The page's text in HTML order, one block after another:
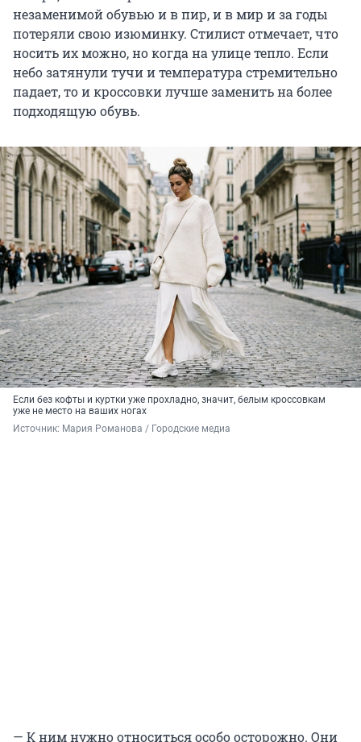
незаменимой обувью и в пир, и в мир и за годы
потеряли свою изюминку. Стилист отмечает, что
носить их можно, но когда на улице тепло. Если
небо затянули тучи и температура стремительно
падает, то и кроссовки лучше заменить на более
подходящую обувь.
Если без кофты и куртки уже прохладно, значит, белым кроссовкам
уже не место на ваших ногах
Источник: Мария Романова / Городские медиа
— К ним нужно относиться особо осторожно. Они